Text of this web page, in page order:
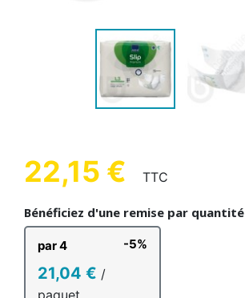
22,15 € TTC
Bénéficiez d'une remise par quantité
par 4 -5%
21,04 € /
paquet